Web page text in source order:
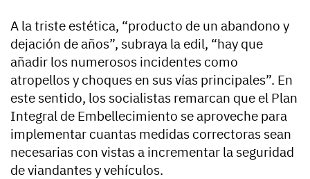
A la triste estética, “producto de un abandono y
dejación de años”, subraya la edil, “hay que
añadir los numerosos incidentes como
atropellos y choques en sus vías principales”. En
este sentido, los socialistas remarcan que el Plan
Integral de Embellecimiento se aproveche para
implementar cuantas medidas correctoras sean
necesarias con vistas a incrementar la seguridad
de viandantes y vehículos.